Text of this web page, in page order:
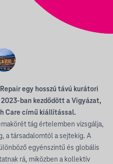
egy hosszú távú kurátori
ban kezdődött a Vigyázat,
Care című kiállítással.
tág értelemben vizsgálja,
a társadalomtól a sejtekig. A
egyénszintű és globális
rá, miközben a kollektív